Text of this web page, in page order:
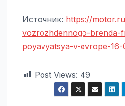
Источник: https://
vozrozhdennogo-brenda-
poyavyatsya-v-evrope-16-
Post Views: 49